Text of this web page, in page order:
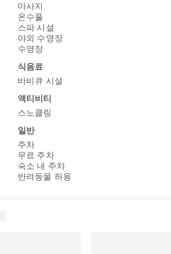
마사지
온수풀
스파 시설
야외 수영장
수영장
식음료
바비큐 시설
액티비티
스노클링
일반
주차
무료 주차
숙소 내 주차
반려동물 허용